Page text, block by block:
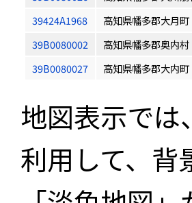
39424A1968
高知県幡多郡大月町
39B0080002
高知県幡多郡奥内村
39B0080027
高知県幡多郡大内町
地図表示で
利用して、背